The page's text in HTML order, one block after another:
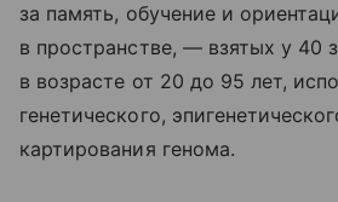
за память, обучение и
в пространстве, — взятых у 40
в возрасте от 20 до 95 лет,
генетического,
картирования генома.